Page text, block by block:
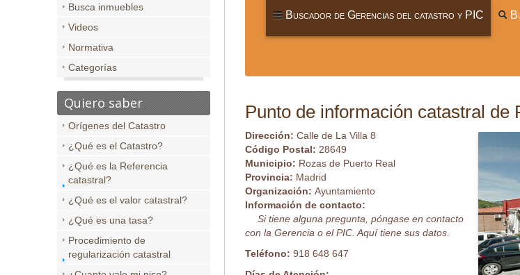
Buscador de Gerencias del catastro y PIC
Punto de información catastral de
Dirección: Calle de La Villa 8
Código Postal: 28649
Municipio: Rozas de Puerto Real
Provincia: Madrid
Organización: Ayuntamiento
Información de contacto:
Si tiene alguna pregunta, póngase en contacto
con la Gerencia o el PIC. Aquí tiene sus datos.
Teléfono: 918 648 647
Busca inmuebles
Videos
Normativa
Categorías
Quiero saber
Orígenes del Catastro
¿Qué es el Catastro?
¿Qué es la Referencia
catastral?
¿Qué es el valor catastral?
¿Qué es una tasa?
Procedimiento de
regularización catastral